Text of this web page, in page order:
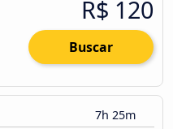
R$ 120
Buscar
7h 25m